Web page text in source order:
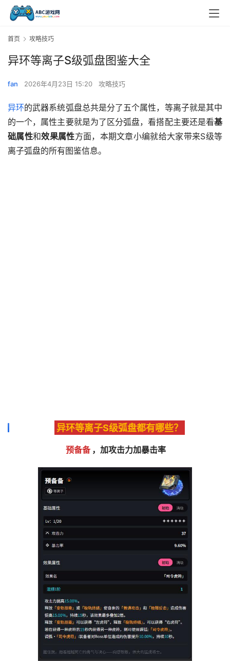
首页 攻略技巧
异环等离子S级弧盘图鉴大全
fan 2026年4月23日 15:20 攻略技巧
异环的武器系统弧盘总共是分了五个属性，等离子就是其中
的一个，属性主要就是为了区分弧盘，看搭配主要还是看基
础属性和效果属性方面，本期文章小编就给大家带来S级等
离子弧盘的所有图鉴信息。
异环等离子S级弧盘都有哪些？
预备备 ，加攻击力加暴击率